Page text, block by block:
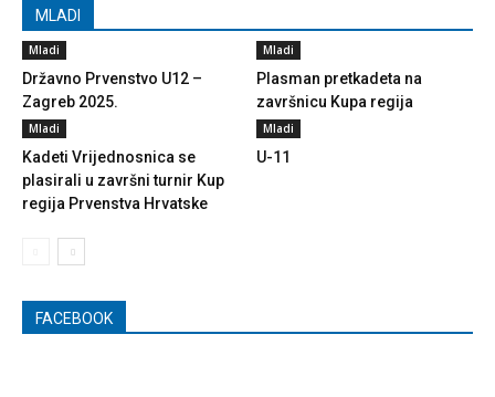
MLADI
Mladi
Državno Prvenstvo U12 –
Zagreb 2025.
Mladi
Plasman pretkadeta na
završnicu Kupa regija
Mladi
Kadeti Vrijednosnica se
plasirali u završni turnir Kup
regija Prvenstva Hrvatske
Mladi
U-11
FACEBOOK